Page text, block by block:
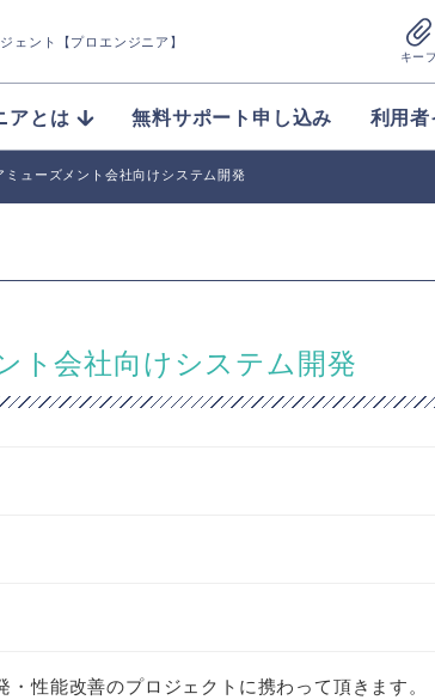
ェント【プロエンジニア】
キー
アとは 無料サポート申し込み 利用
ューズメント会社向けシステム開発
ト会社向けシステム開発
性能改善のプロジェクトに携わって頂きます。